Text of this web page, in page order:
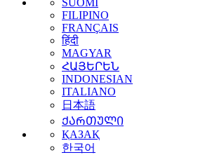
SUOMI
FILIPINO
FRANÇAIS
हिंदी
MAGYAR
ՀԱՅԵՐԵՆ
INDONESIAN
ITALIANO
日本語
ᲥᲐᲠᲗᲣᲚᲘ
ҚАЗАҚ
한국어